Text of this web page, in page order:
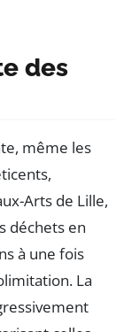
des
même les
Arts de Lille,
déchets en
à une fois
La